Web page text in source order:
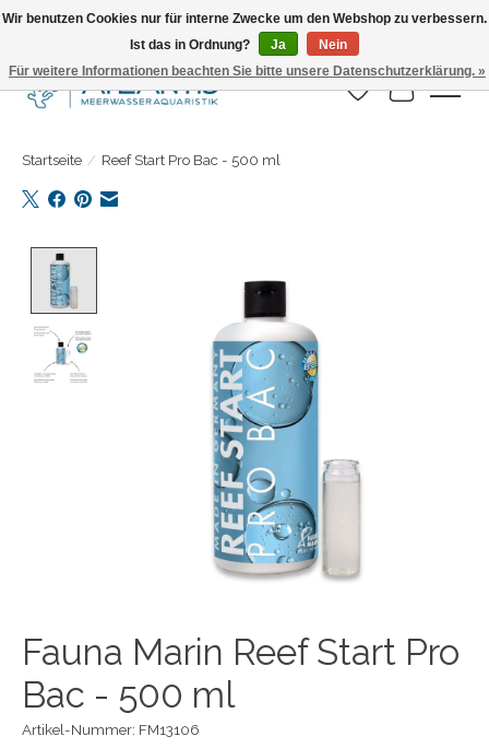
Täglicher Versand. Bestelle bis 15.00 Uhr
Wunschzettel
Ihr
Startseite / Reef Start Pro Bac - 500 ml
Fauna Marin Reef Start Pro
Bac - 500 ml
Artikel-Nummer: FM13106
Wir benutzen Cookies nur für interne Zwecke um den Webshop zu verbessern.
Ist das in Ordnung?
Ja
Nein
Für weitere Informationen beachten Sie bitte unsere Datenschutzerklärung. »